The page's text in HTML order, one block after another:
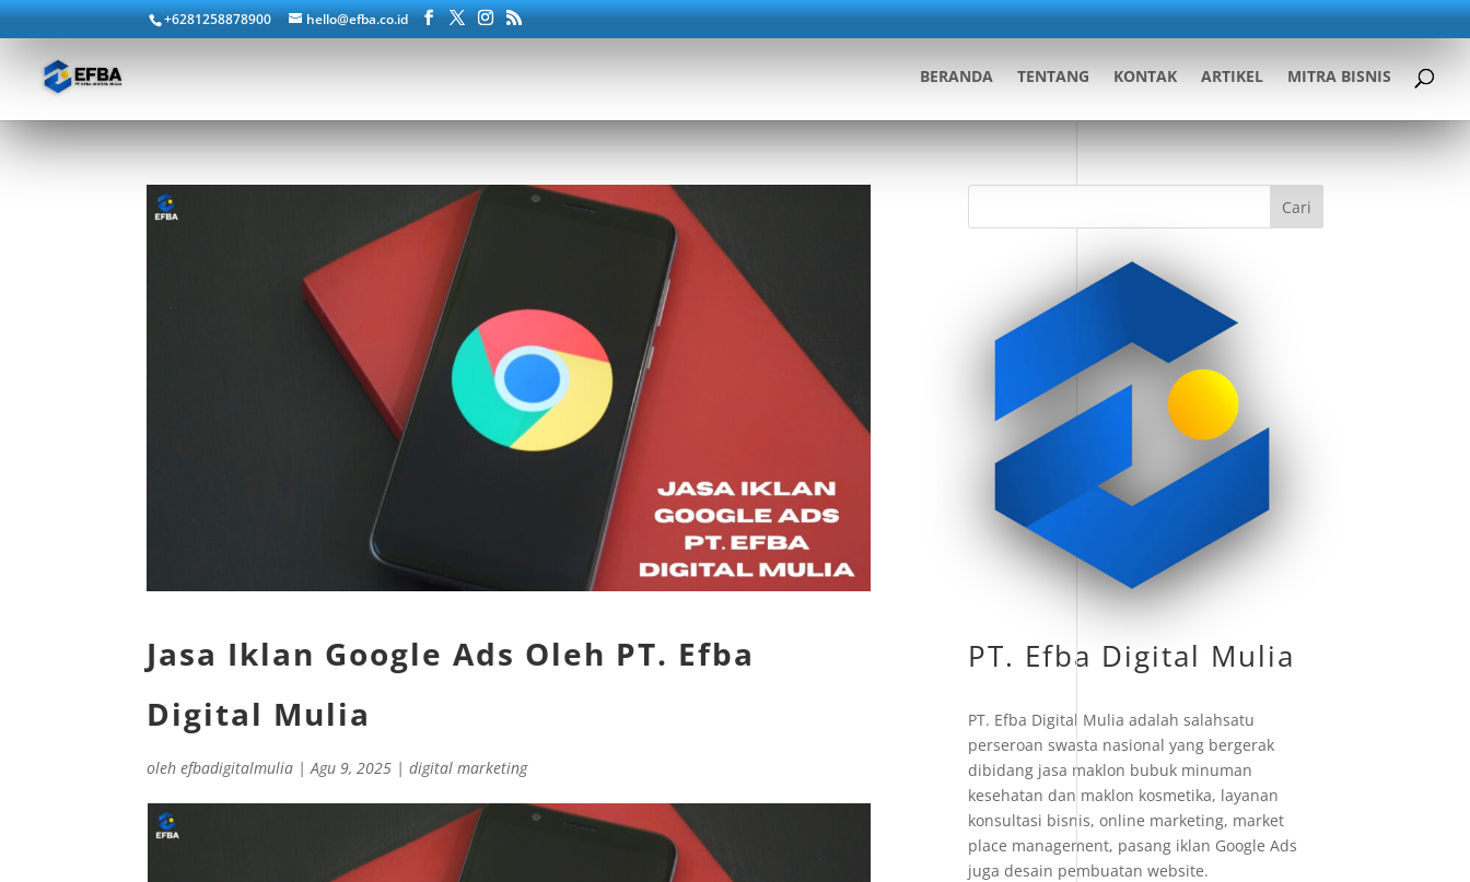
+6281258878900 hello@efba.co.id
BERANDA TENTANG KONTAK ARTIKEL MITRA BISNIS
Jasa Iklan Google Ads Oleh PT. Efba
Digital Mulia
olehefbadigitalmulia |Agu 9, 2025 |digital marketing
Cari
PT. Efba Digital Mulia
PT. Efba Digital Mulia adalah salahsatu
perseroan swasta nasional yang bergerak
dibidang jasa maklon bubuk minuman
kesehatan dan maklon kosmetika, layanan
konsultasi bisnis, online marketing, market
place management, pasang iklan Google Ads
juga desain pembuatan website.